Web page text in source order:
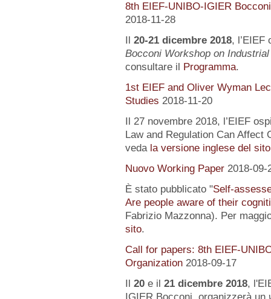
8th EIEF-UNIBO-IGIER
2018-11-28
Il 20-21 dicembre 2018, l’EIEF
Bocconi Workshop on
consultare il Programma.
1st EIEF and Oliver Wyman
Studies 2018-11-20
Il 27 novembre 2018, l’EIEF
Law and Regulation Can Affect
veda la versione inglese del
Nuovo Working Paper 2018-09-
È stato pubblicato "Self-
Are people aware of their
Fabrizio Mazzonna). Per
sito.
Call for papers: 8th EIEF-
Organization 2018-09-17
Il 20 e il 21 dicembre 2018,